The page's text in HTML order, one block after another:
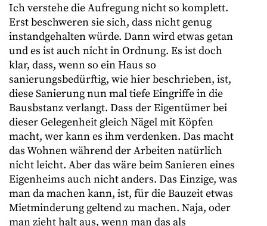
Ich verstehe die Aufregung nicht so komplett.
Erst beschweren sie sich, dass nicht genug
instandgehalten würde. Dann wird etwas getan
und es ist auch nicht in Ordnung. Es ist doch
klar, dass, wenn so ein Haus so
sanierungsbedürftig, wie hier beschrieben, ist,
diese Sanierung nun mal tiefe Eingriffe in die
Bausbstanz verlangt. Dass der Eigentümer bei
dieser Gelegenheit gleich Nägel mit Köpfen
macht, wer kann es ihm verdenken. Das macht
das Wohnen während der Arbeiten natürlich
nicht leicht. Aber das wäre beim Sanieren eines
Eigenheims auch nicht anders. Das Einzige, was
man da machen kann, ist, für die Bauzeit etwas
Mietminderung geltend zu machen. Naja, oder
man zieht halt aus, wenn man das als